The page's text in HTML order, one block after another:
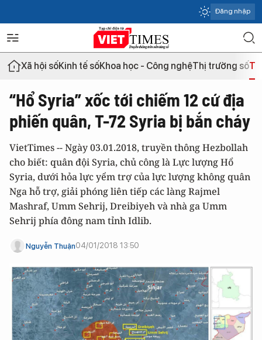
Đăng nhập
Xã hội sốKinh tế sốKhoa học - Công nghệThị trường số
“Hổ Syria” xốc tới chiếm 12 cứ địa
phiến quân, T-72 Syria bị bắn cháy
VietTimes -- Ngày 03.01.2018, truyền thông Hezbollah
cho biết: quân đội Syria, chủ công là Lực lượng Hổ
Syria, dưới hỏa lực yểm trợ của lực lượng không quân
Nga hỗ trợ, giải phóng liên tiếp các làng Rajmel
Mashraf, Umm Sehrij, Dreibiyeh và nhà ga Umm
Sehrij phía đông nam tỉnh Idlib.
Nguyễn Thuận04/01/2018 13:50